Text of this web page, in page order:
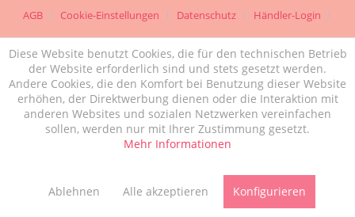
AGB Cookie-Einstellungen Datenschutz
Händler-Login
Impressum
Kontakt zu uns
Versand und Zahlungsbedingungen
Widerrufsrecht
Sugarprint.de
Diese Website benutzt Cookies, die für den technischen Betrieb
der Website erforderlich sind und stets gesetzt werden.
Andere Cookies, die den Komfort bei Benutzung dieser Website
erhöhen, der Direktwerbung dienen oder die Interaktion mit
anderen Websites und sozialen Netzwerken vereinfachen
sollen, werden nur mit Ihrer Zustimmung gesetzt.
Mehr Informationen
Ablehnen Alle akzeptieren Konfigurieren